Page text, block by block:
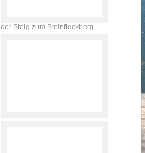
der Steig zum Steinfleckberg